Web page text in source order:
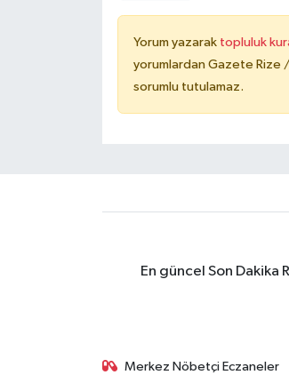
Yorum yazarak topluluk
yorumlardan Gazete Rize
sorumlu tutulamaz.
En güncel Son
Merkez Nöbetçi Eczaneler